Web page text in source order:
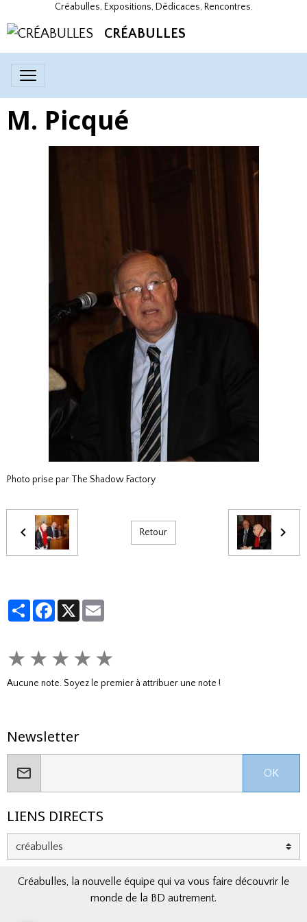
Créabulles, Expositions, Dédicaces, Rencontres.
CRÉABULLES
M. Picqué
Photo prise par The Shadow Factory
Retour
PartagerFacebook
X
★ ★ ★ ★ ★
Aucune note. Soyez le premier à attribuer une note !
Newsletter
OK
LIENS DIRECTS
Créabulles, la nouvelle équipe qui va vous faire découvrir le
monde de la BD autrement.